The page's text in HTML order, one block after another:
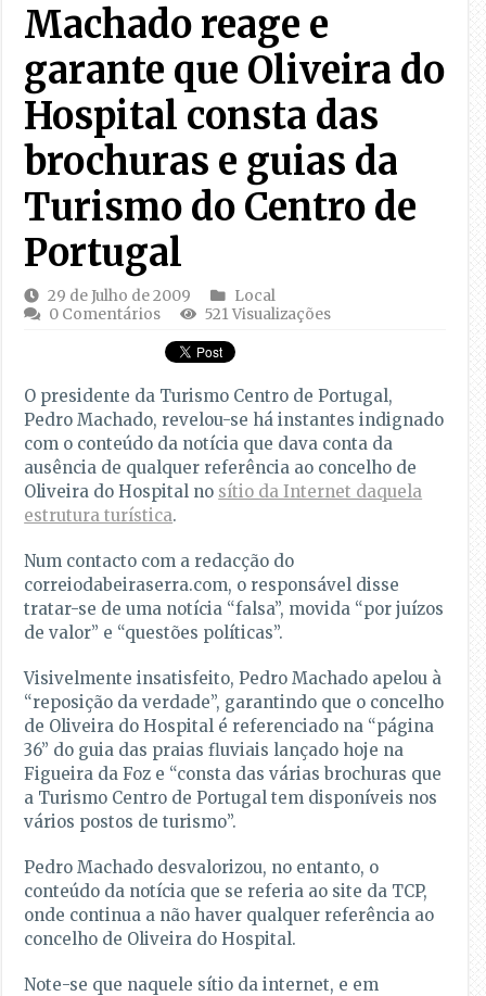
Machado reage e
garante que Oliveira do
Hospital consta das
brochuras e guias da
Turismo do Centro de
Portugal
29 de Julho de 2009
Local
0 Comentários
521 Visualizações
O presidente da Turismo Centro de Portugal,
Pedro Machado, revelou-se há instantes indignado
com o conteúdo da notícia que dava conta da
ausência de qualquer referência ao concelho de
Oliveira do Hospital no sítio da Internet daquela
estrutura turística.
Num contacto com a redacção do
correiodabeiraserra.com, o responsável disse
tratar-se de uma notícia “falsa”, movida “por juízos
de valor” e “questões políticas”.
Visivelmente insatisfeito, Pedro Machado apelou à
“reposição da verdade”, garantindo que o concelho
de Oliveira do Hospital é referenciado na “página
36” do guia das praias fluviais lançado hoje na
Figueira da Foz e “consta das várias brochuras que
a Turismo Centro de Portugal tem disponíveis nos
vários postos de turismo”.
Pedro Machado desvalorizou, no entanto, o
conteúdo da notícia que se referia ao site da TCP,
onde continua a não haver qualquer referência ao
concelho de Oliveira do Hospital.
Note-se que naquele sítio da internet, e em